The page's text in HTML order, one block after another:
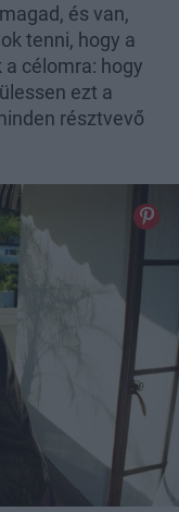
és van,
tenni, hogy a
célomra: hogy
ezt a
résztvevő